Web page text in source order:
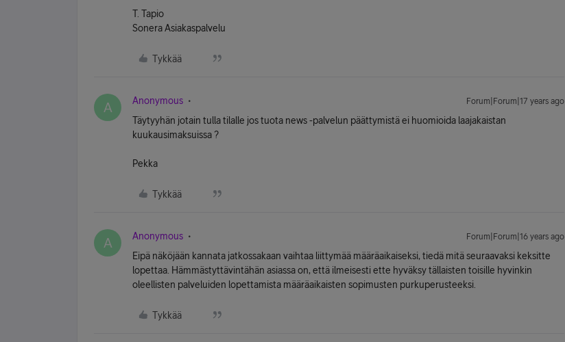
T. Tapio
Sonera Asiakaspalvelu
Tykkää
A Anonymous Forum|Forum|17 years ago
Täytyyhän jotain tulla tilalle jos tuota news -palvelun päättymistä ei huomioida laajakaistan
kuukausimaksuissa ?
Pekka
Tykkää
A Anonymous Forum|Forum|16 years ago
Eipä näköjään kannata jatkossakaan vaihtaa liittymää määräaikaiseksi, tiedä mitä seuraavaksi keksitte
lopettaa. Hämmästyttävintähän asiassa on, että ilmeisesti ette hyväksy tällaisten toisille hyvinkin
oleellisten palveluiden lopettamista määräaikaisten sopimusten purkuperusteeksi.
Tykkää